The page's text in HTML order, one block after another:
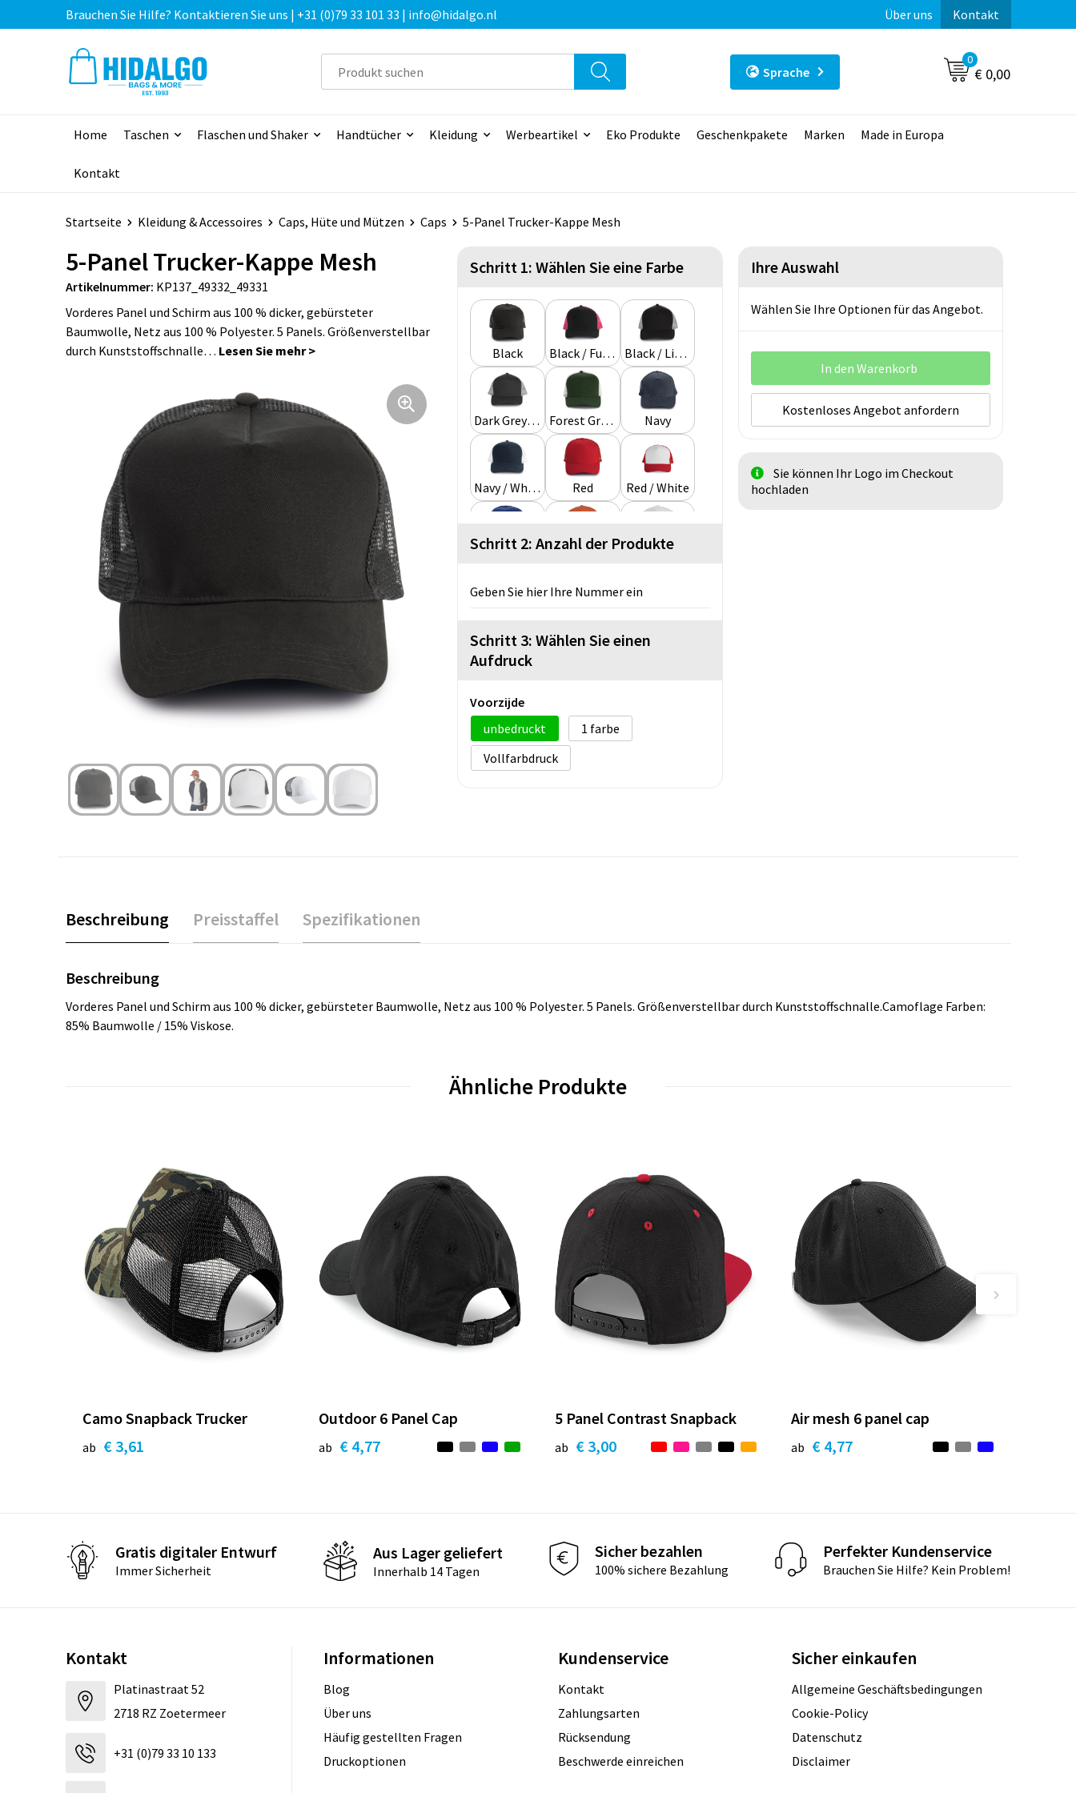
Brauchen Sie Hilfe? Kontaktieren Sie uns | +31 (0)79 33 101 33 | info@hidalgo.nl Über uns Kontakt
Sprache
0
€ 0,00
Home Taschen Flaschen und Shaker Handtücher Kleidung Werbeartikel Eko Produkte Geschenkpakete Marken Made in Europa
Kontakt
Startseite Kleidung & Accessoires Caps, Hüte und Mützen Caps 5-Panel Trucker-Kappe Mesh
5-Panel Trucker-Kappe Mesh
Artikelnummer: KP137_49332_49331
Vorderes Panel und Schirm aus 100 % dicker, gebürsteter
Baumwolle, Netz aus 100 % Polyester. 5 Panels. Größenverstellbar
durch Kunststoffschnalle…
Schritt 1: Wählen Sie eine Farbe
Black Black / Fuchsia Black / Light Grey
Dark Grey / Light Grey Forest Green / Light Grey Navy
Navy / White Red Red / White
Schritt 2: Anzahl der Produkte
Geben Sie hier Ihre Nummer ein
Schritt 3: Wählen Sie einen
Aufdruck
Voorzijde
unbedruckt
1
Vollfarbdruck
Ihre Auswahl
Wählen Sie Ihre Optionen für das Angebot.
In den Warenkorb
Kostenloses Angebot anfordern
Sie können Ihr Logo im Checkout
hochladen
Beschreibung Preisstaffel Spezifikationen
Beschreibung
Vorderes Panel und Schirm aus 100 % dicker, gebürsteter Baumwolle, Netz aus 100 % Polyester. 5 Panels. Größenverstellbar durch Kunststoffschnalle.Camoflage Farben:
85% Baumwolle / 15% Viskose.
Ähnliche Produkte
Camo Snapback Trucker
ab € 3,61
Outdoor 6 Panel Cap
ab € 4,77
5 Panel Contrast Snapback
ab € 3,00
Air mesh 6 panel cap
ab € 4,77
Gratis digitaler Entwurf
Immer Sicherheit
Aus Lager geliefert
Innerhalb 14 Tagen
Sicher bezahlen
100% sichere Bezahlung
Perfekter Kundenservice
Brauchen Sie Hilfe? Kein Problem!
Kontakt
Platinastraat 52
2718 RZ Zoetermeer
+31 (0)79 33 10 133
Informationen
Blog
Über uns
Häufig gestellten Fragen
Druckoptionen
Kundenservice
Kontakt
Zahlungsarten
Rücksendung
Beschwerde einreichen
Sicher einkaufen
Allgemeine Geschäftsbedingungen
Cookie-Policy
Datenschutz
Disclaimer